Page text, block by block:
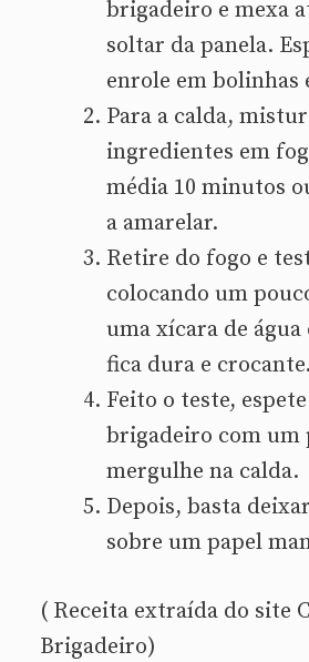
brigadeiro e mexa
soltar da panela.
enrole em bolinhas
Para a calda,
ingredientes em
média 10 minutos
a amarelar.
Retire do fogo e
colocando um
uma xícara de água
fica dura e crocante.
Feito o teste,
brigadeiro com um
mergulhe na calda.
Depois, basta
sobre um papel
( Receita extraída do site
Brigadeiro)